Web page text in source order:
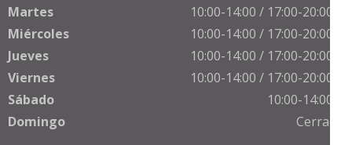
Martes
10:00-14:00 / 17:00-20:00 h
Miércoles
10:00-14:00 / 17:00-20:00 h
Jueves
10:00-14:00 / 17:00-20:00 h
Viernes
10:00-14:00 / 17:00-20:00 h
Sábado
10:00-14:00 h
Domingo
Cerrado